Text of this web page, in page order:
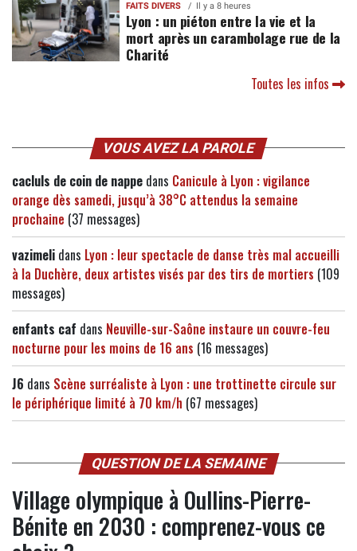
FAITS DIVERS Il y a 8 heures
Lyon : un piéton entre la vie et la
mort après un carambolage rue de la
Charité
Toutes les infos
VOUS AVEZ LA PAROLE
cacluls de coin de nappe dans Canicule à Lyon : vigilance
orange dès samedi, jusqu’à 38°C attendus la semaine
prochaine (37 messages)
vazimeli dans Lyon : leur spectacle de danse très mal accueilli
à la Duchère, deux artistes visés par des tirs de mortiers (109
messages)
enfants caf dans Neuville-sur-Saône instaure un couvre-feu
nocturne pour les moins de 16 ans (16 messages)
J6 dans Scène surréaliste à Lyon : une trottinette circule sur
le périphérique limité à 70 km/h (67 messages)
QUESTION DE LA SEMAINE
Village olympique à Oullins-Pierre-
Bénite en 2030 : comprenez-vous ce